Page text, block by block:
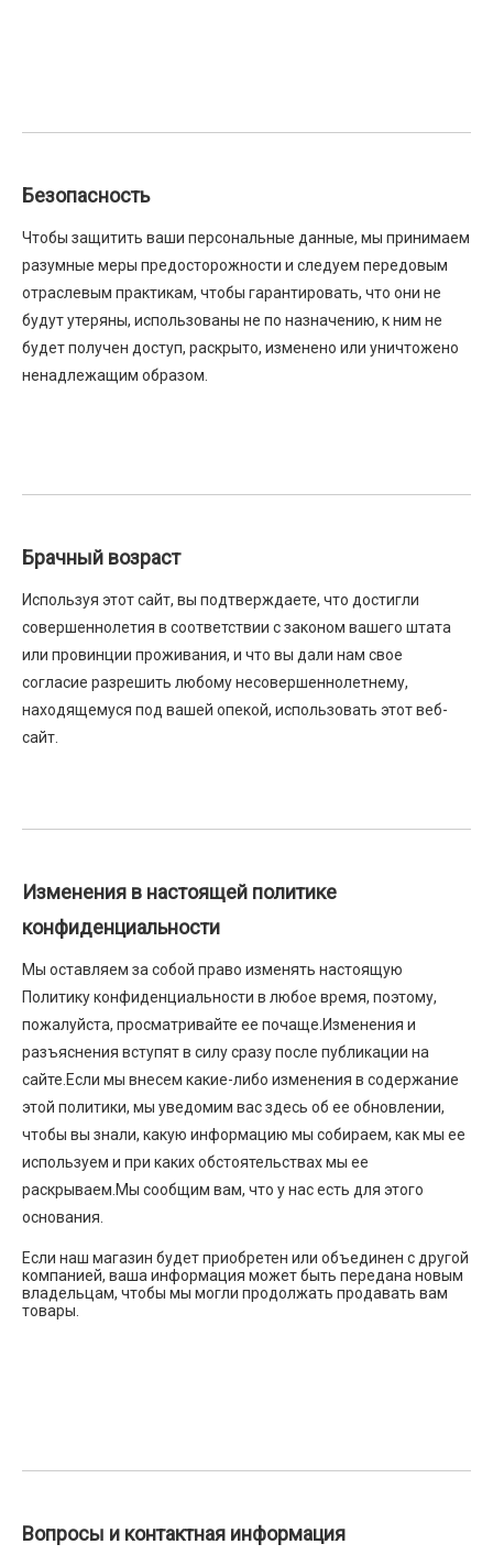
Безопасность
Чтобы защитить ваши персональные данные, мы принимаем
разумные меры предосторожности и следуем передовым
отраслевым практикам, чтобы гарантировать, что они не
будут утеряны, использованы не по назначению, к ним не
будет получен доступ, раскрыто, изменено или уничтожено
ненадлежащим образом.
Брачный возраст
Используя этот сайт, вы подтверждаете, что достигли
совершеннолетия в соответствии с законом вашего штата
или провинции проживания, и что вы дали нам свое
согласие разрешить любому несовершеннолетнему,
находящемуся под вашей опекой, использовать этот веб-
сайт.
Изменения в настоящей политике
конфиденциальности
Мы оставляем за собой право изменять настоящую
Политику конфиденциальности в любое время, поэтому,
пожалуйста, просматривайте ее почаще.Изменения и
разъяснения вступят в силу сразу после публикации на
сайте.Если мы внесем какие-либо изменения в содержание
этой политики, мы уведомим вас здесь об ее обновлении,
чтобы вы знали, какую информацию мы собираем, как мы ее
используем и при каких обстоятельствах мы ее
раскрываем.Мы сообщим вам, что у нас есть для этого
основания.
Если наш магазин будет приобретен или объединен с другой
компанией, ваша информация может быть передана новым
владельцам, чтобы мы могли продолжать продавать вам
товары.
Вопросы и контактная информация